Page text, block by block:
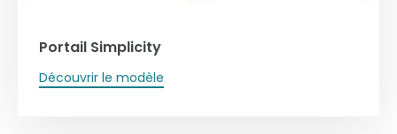
Portail Simplicity
Découvrir le modèle